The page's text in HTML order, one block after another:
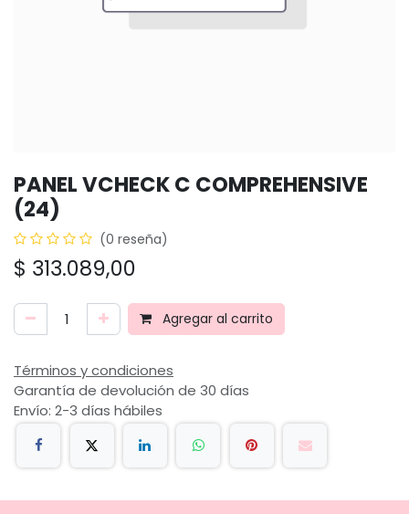
PANEL VCHECK C COMPREHENSIVE
(24)
(0 reseña)
$ 313.089,00
Agregar al carrito
Términos y condiciones
Garantía de devolución de 30 días
Envío: 2-3 días hábiles